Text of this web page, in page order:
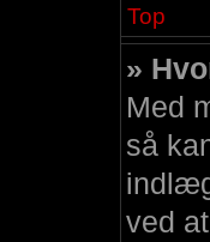
Top
»
Med
så
ved